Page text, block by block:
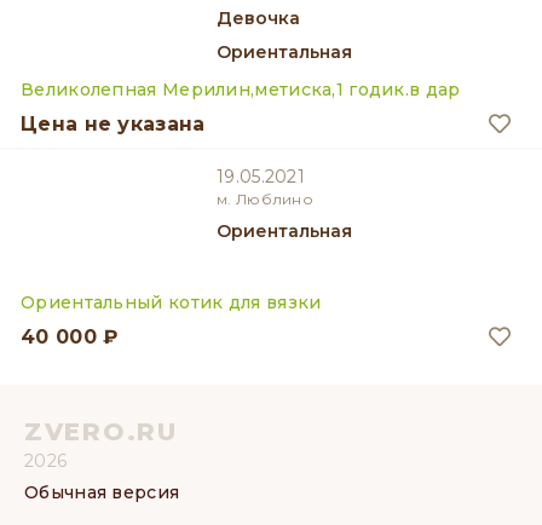
девочка
Ориентальная
Великолепная Мерилин,метиска,1 годик.в дар
Цена не указана
19.05.2021
м. Люблино
Ориентальная
Ориентальный котик для вязки
40 000 ₽
ZVERO.RU
2026
Обычная версия